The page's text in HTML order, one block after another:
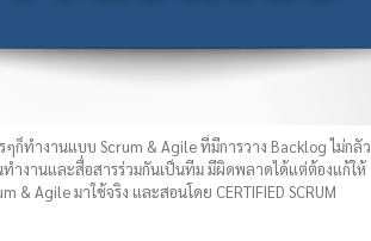
ก็ทำงานแบบ Scrum & Agile ที่มีการวาง Backlog ไม่กลัว
ำงานและสื่อสารร่วมกันเป็นทีม มีผิดพลาดได้แต่ต้องแก้ให้
Agile มาใช้จริง และสอนโดย CERTIFIED SCRUM